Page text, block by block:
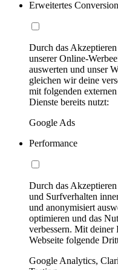
Erweitertes
Durch das
unserer Online-
auswerten und unser
gleichen wir deine
mit folgenden
Dienste bereits nutzt:
Google Ads
Performance
Durch das
und Surfverhalten
und anonymisiert
optimieren und das
verbessern. Mit
Webseite folgende
Google Analytics,